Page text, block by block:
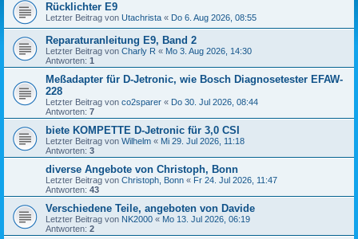
Rücklichter E9
Letzter Beitrag von Utachrista « Do 6. Aug 2026, 08:55
Reparaturanleitung E9, Band 2
Letzter Beitrag von Charly R « Mo 3. Aug 2026, 14:30
Antworten: 1
Meßadapter für D-Jetronic, wie Bosch Diagnosetester EFAW-
228
Letzter Beitrag von co2sparer « Do 30. Jul 2026, 08:44
Antworten: 7
biete KOMPETTE D-Jetronic für 3,0 CSI
Letzter Beitrag von Wilhelm « Mi 29. Jul 2026, 11:18
Antworten: 3
diverse Angebote von Christoph, Bonn
Letzter Beitrag von Christoph, Bonn « Fr 24. Jul 2026, 11:47
Antworten: 43
Verschiedene Teile, angeboten von Davide
Letzter Beitrag von NK2000 « Mo 13. Jul 2026, 06:19
Antworten: 2